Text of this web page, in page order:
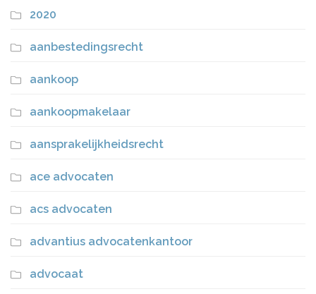
2020
aanbestedingsrecht
aankoop
aankoopmakelaar
aansprakelijkheidsrecht
ace advocaten
acs advocaten
advantius advocatenkantoor
advocaat